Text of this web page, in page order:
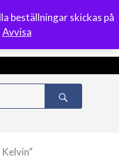
beställningar skickas på
Avvisa
0